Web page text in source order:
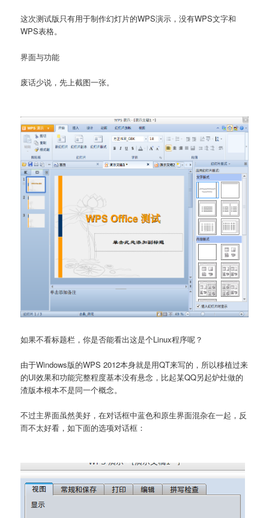
这次测试版只有用于制作幻灯片的WPS演示，没有WPS文字和
WPS表格。
界面与功能
废话少说，先上截图一张。
如果不看标题栏，你是否能看出这是个Linux程序呢？
由于Windows版的WPS 2012本身就是用QT来写的，所以移植过来
的UI效果和功能完整程度基本没有悬念，比起某QQ另起炉灶做的
渣版本根本不是同一个概念。
不过主界面虽然美好，在对话框中蓝色和原生界面混杂在一起，反
而不太好看，如下面的选项对话框：